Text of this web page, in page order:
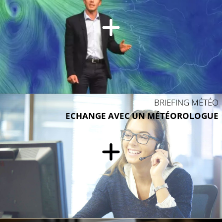
12°C
BRIEFING MÉTÉO
ECHANGE AVEC UN MÉTÉOROLOGUE